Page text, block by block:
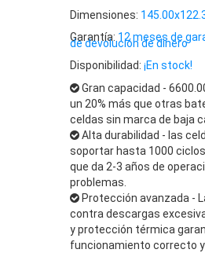
Dimensiones:
Garantía: 12 meses de
de devolución de dinero
Disponibilidad: ¡En stock!
Gran capacidad -
un 20% más que otras
celdas sin marca de baja
Alta durabilidad - las
soportar hasta 1000
que da 2-3 años de
problemas.
Protección avanzada -
contra descargas
y protección térmica
funcionamiento correcto